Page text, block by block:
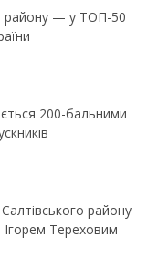
району — у ТОП-50
200-бальними
району
Ігорем Тереховим